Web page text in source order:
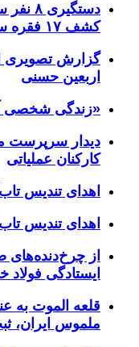
کشف ۱۷ فقره سرقت
گزارش تصویری
اربعین حسنی
«زندگی شخصی
دیدار سرپرست
کارکنان عملیاتی
اهدای تندیس
اهدای تندیس
ایستادگی
قلعه الموت به
ملموس ایران،